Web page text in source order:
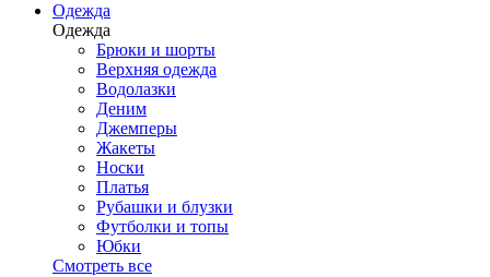
Одежда
Одежда
Брюки и шорты
Верхняя одежда
Водолазки
Деним
Джемперы
Жакеты
Носки
Платья
Рубашки и блузки
Футболки и топы
Юбки
Смотреть все